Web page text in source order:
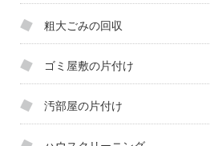
粗大ごみの回収
ゴミ屋敷の片付け
汚部屋の片付け